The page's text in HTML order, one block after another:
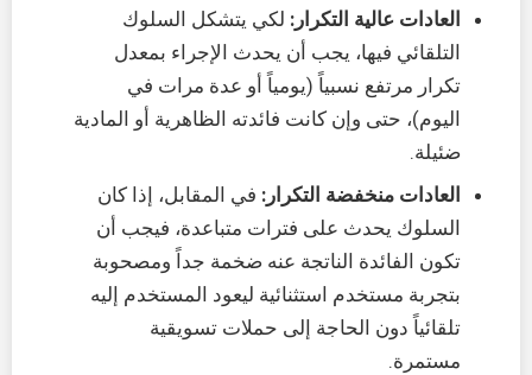
العادات عالية التكرار: لكي يتشكل السلوك
التلقائي فيها، يجب أن يحدث الإجراء بمعدل
تكرار مرتفع نسبياً (يومياً أو عدة مرات في
اليوم)، حتى وإن كانت فائدته الظاهرية أو المادية
ضئيلة.
العادات منخفضة التكرار: في المقابل، إذا كان
السلوك يحدث على فترات متباعدة، فيجب أن
تكون الفائدة الناتجة عنه ضخمة جداً ومصحوبة
بتجربة مستخدم استثنائية ليعود المستخدم إليه
تلقائياً دون الحاجة إلى حملات تسويقية
مستمرة.